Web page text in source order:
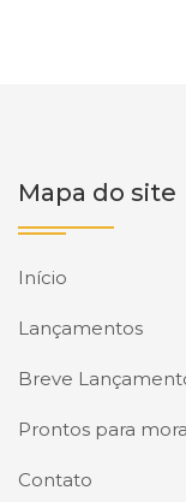
Mapa do site
Início
Lançamentos
Breve
Prontos para
Contato